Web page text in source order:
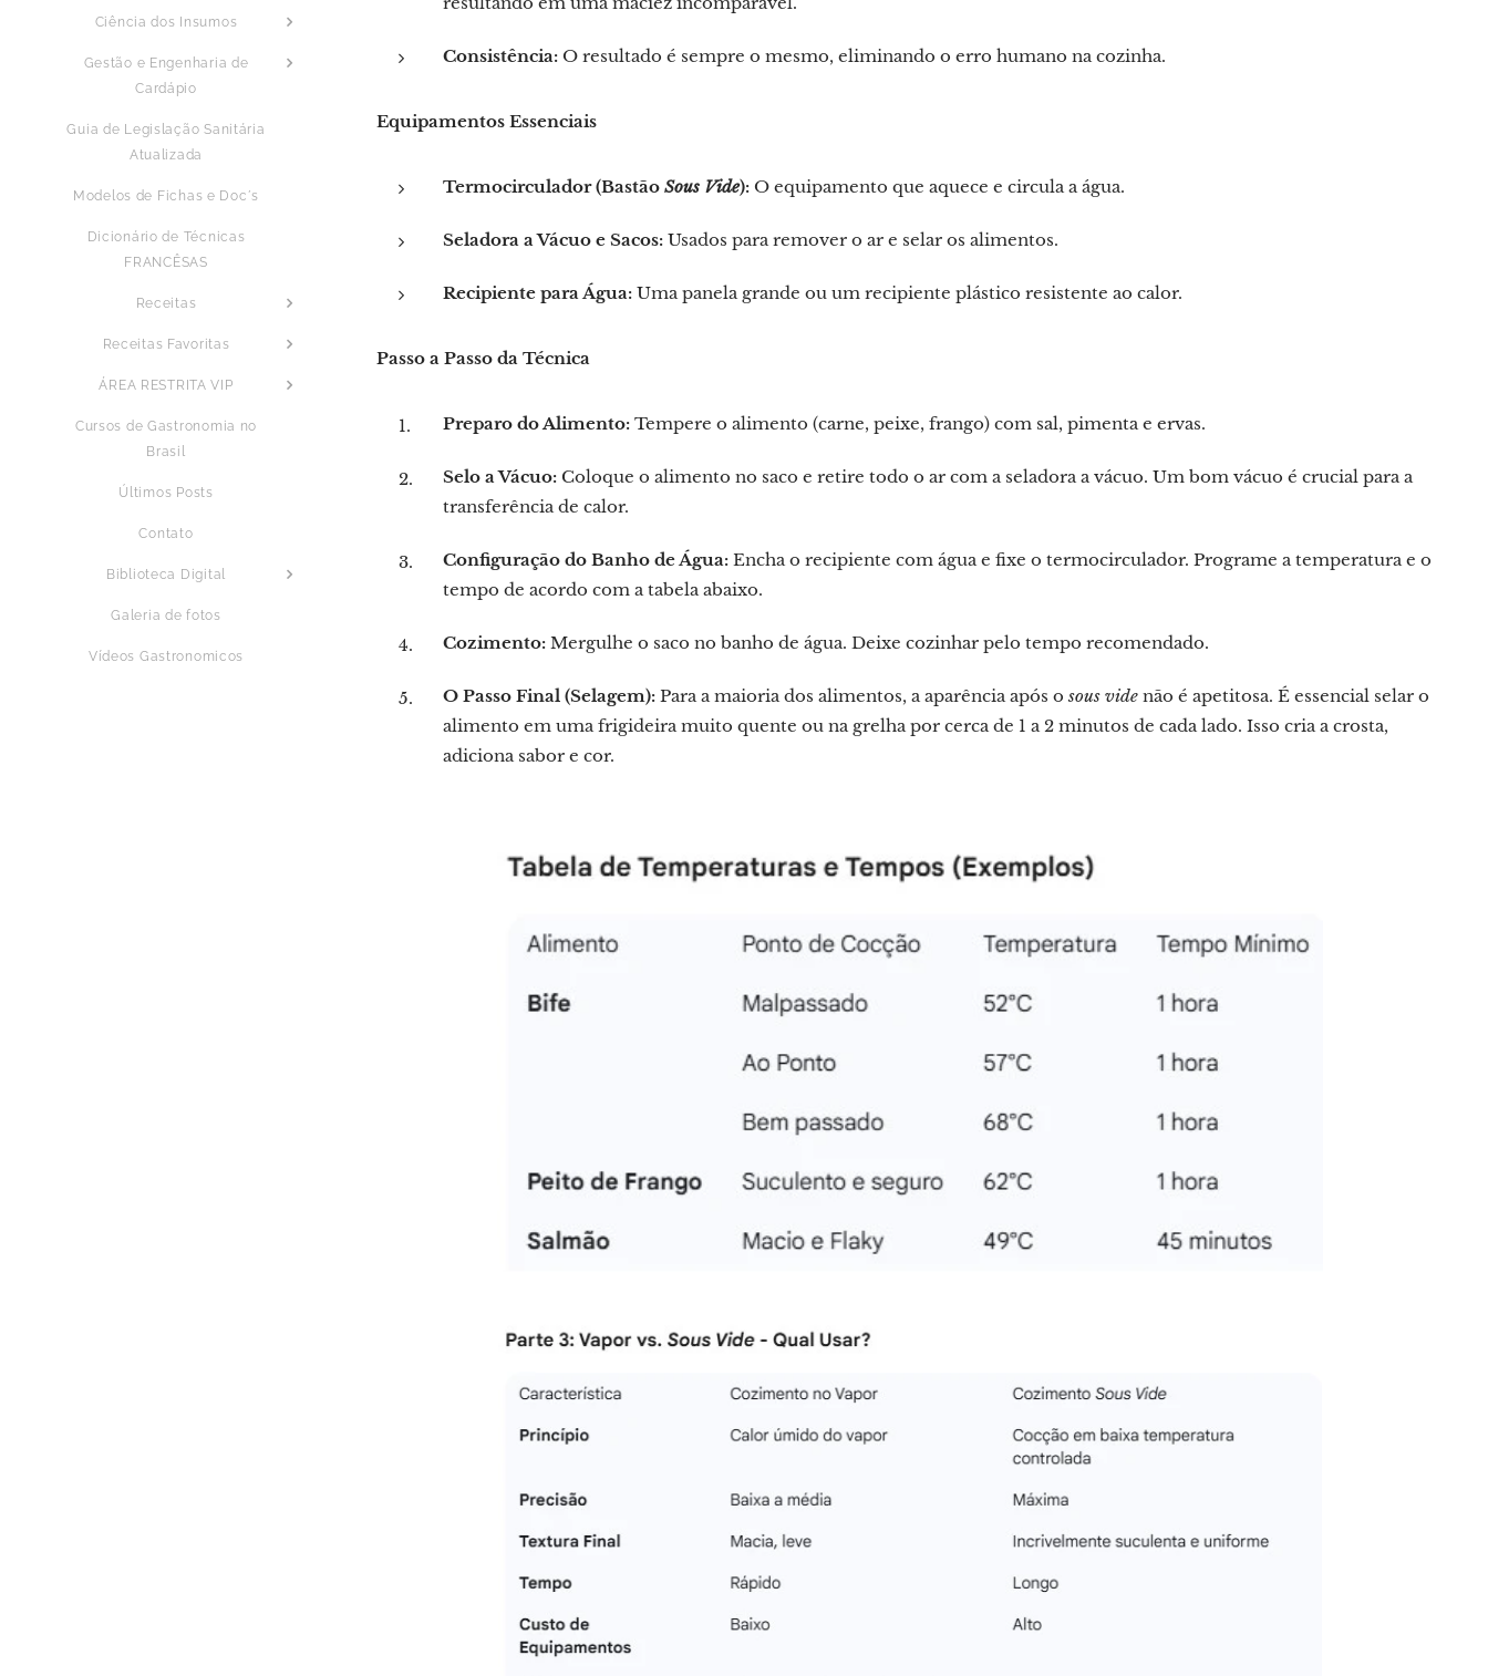
Ciência dos Insumos
Gestão e Engenharia de
Cardápio
Guia de Legislação Sanitária
Atualizada
Modelos de Fichas e Doc´s
Dicionário de Técnicas
FRANCÊSAS
Receitas
Receitas Favoritas
ÁREA RESTRITA VIP
Cursos de Gastronomia no
Brasil
Últimos Posts
Contato
Biblioteca Digital
Galeria de fotos
Vídeos Gastronomicos
Consistência: O resultado é sempre o mesmo, eliminando o erro humano na cozinha.
Equipamentos Essenciais
Termocirculador (Bastão Sous Vide): O equipamento que aquece e circula a água.
Seladora a Vácuo e Sacos: Usados para remover o ar e selar os alimentos.
Recipiente para Água: Uma panela grande ou um recipiente plástico resistente ao calor.
Passo a Passo da Técnica
Preparo do Alimento: Tempere o alimento (carne, peixe, frango) com sal, pimenta e ervas.
Selo a Vácuo: Coloque o alimento no saco e retire todo o ar com a seladora a vácuo. Um bom vácuo é crucial para a
transferência de calor.
Configuração do Banho de Água: Encha o recipiente com água e fixe o termocirculador. Programe a temperatura e o
tempo de acordo com a tabela abaixo.
Cozimento: Mergulhe o saco no banho de água. Deixe cozinhar pelo tempo recomendado.
O Passo Final (Selagem): Para a maioria dos alimentos, a aparência após osous vide não é apetitosa. É essencial selar o
alimento em uma frigideira muito quente ou na grelha por cerca de 1 a 2 minutos de cada lado. Isso cria a crosta,
adiciona sabor e cor.